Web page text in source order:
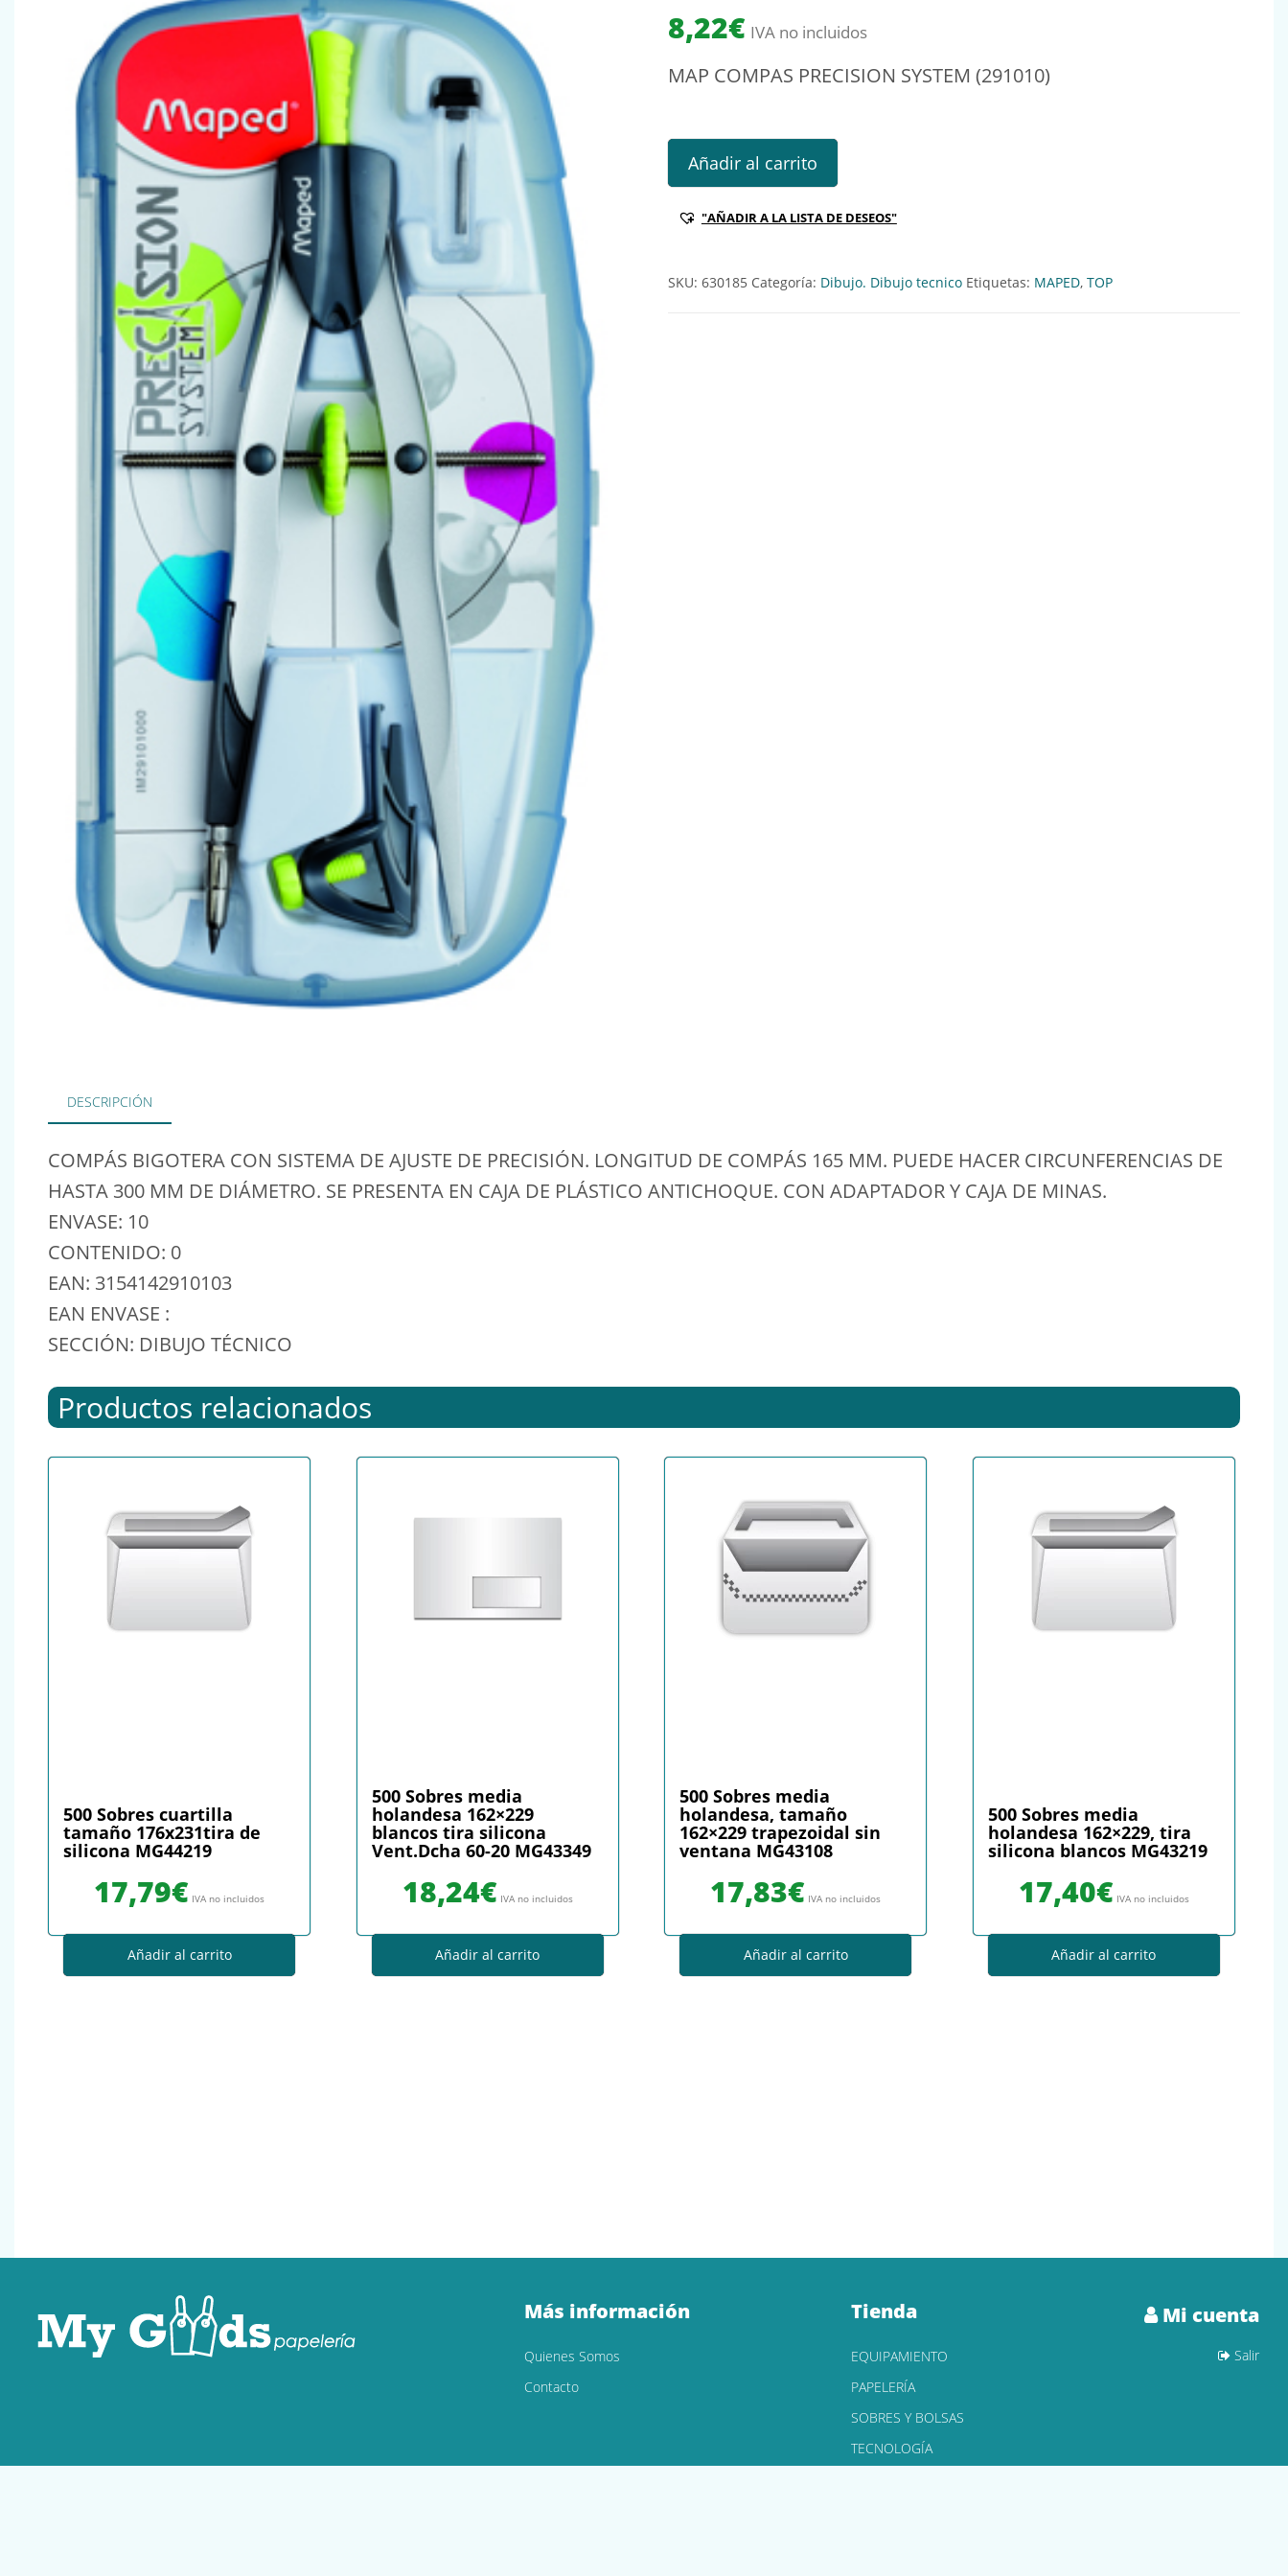
8,22€ IVA no incluidos
MAP COMPAS PRECISION SYSTEM (291010)
MAP COMPAS PRECISION SYSTEM (291010) Ref:630185 cantidad
Añadir al carrito
"AÑADIR A LA LISTA DE DESEOS"
SKU: 630185 Categoría: Dibujo. Dibujo tecnico Etiquetas: MAPED, TOP
DESCRIPCIÓN
COMPÁS BIGOTERA CON SISTEMA DE AJUSTE DE PRECISIÓN. LONGITUD DE COMPÁS 165 MM. PUEDE HACER CIRCUNFERENCIAS DE
HASTA 300 MM DE DIÁMETRO. SE PRESENTA EN CAJA DE PLÁSTICO ANTICHOQUE. CON ADAPTADOR Y CAJA DE MINAS.
ENVASE: 10
CONTENIDO: 0
EAN: 3154142910103
EAN ENVASE :
SECCIÓN: DIBUJO TÉCNICO
Productos relacionados
500 Sobres cuartilla
tamaño 176x231tira de
silicona MG44219
17,79€ IVA no incluidos
Añadir al carrito
500 Sobres media
holandesa 162×229
blancos tira silicona
Vent.Dcha 60-20 MG43349
18,24€ IVA no incluidos
Añadir al carrito
500 Sobres media
holandesa, tamaño
162×229 trapezoidal sin
ventana MG43108
17,83€ IVA no incluidos
Añadir al carrito
500 Sobres media
holandesa 162×229, tira
silicona blancos MG43219
17,40€ IVA no incluidos
Añadir al carrito
Más información
Quienes Somos
Contacto
Tienda
EQUIPAMIENTO
PAPELERÍA
SOBRES Y BOLSAS
TECNOLOGÍA
Mi cuenta
Salir